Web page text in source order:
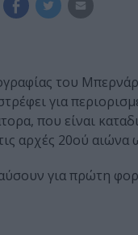
του
για
που είναι
αρχές 20ού αιώνα
για πρώτη